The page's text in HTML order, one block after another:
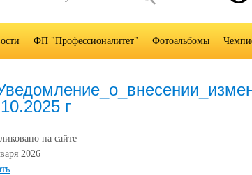
г
на сайте
2026
ФП "Профессионалитет" Фотоальбомы